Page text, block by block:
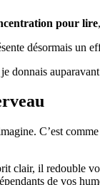
pour lire
désormais un
donnais
C’est comme
clair, il redouble
de vos